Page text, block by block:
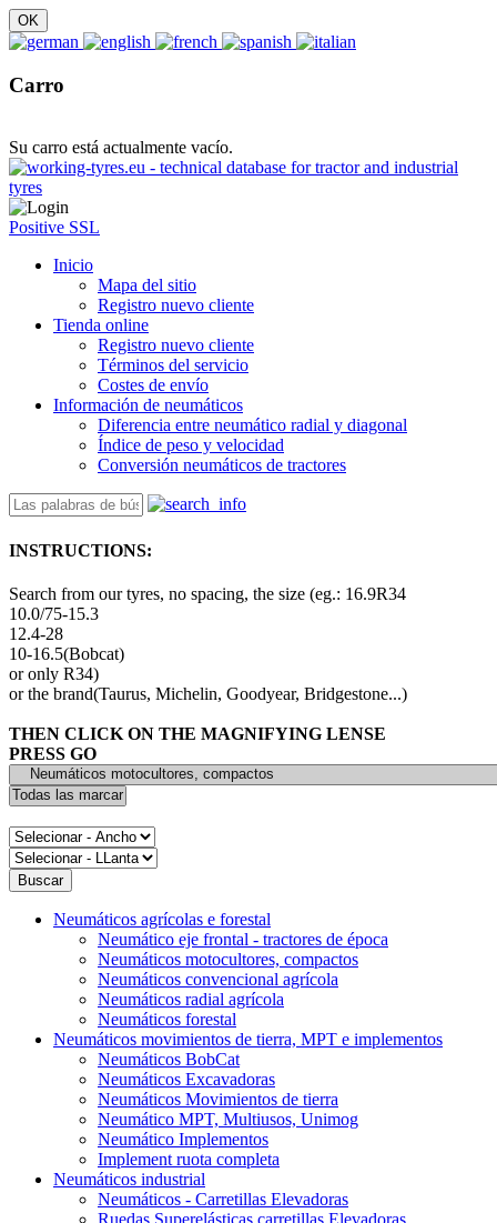
Carro
Su carro está actualmente vacío.
Positive SSL
Inicio
Mapa del sitio
Registro nuevo cliente
Tienda online
Registro nuevo cliente
Términos del servicio
Costes de envío
Información de neumáticos
Diferencia entre neumático radial y diagonal
Índice de peso y velocidad
Conversión neumáticos de tractores
INSTRUCTIONS:
Search from our tyres, no spacing, the size (eg.: 16.9R34
10.0/75-15.3
12.4-28
10-16.5(Bobcat)
or only R34)
or the brand(Taurus, Michelin, Goodyear, Bridgestone...)
THEN CLICK ON THE MAGNIFYING LENSE
PRESS GO
Neumáticos agrícolas e forestal
Neumático eje frontal - tractores de época
Neumáticos motocultores, compactos
Neumáticos convencional agrícola
Neumáticos radial agrícola
Neumáticos forestal
Neumáticos movimientos de tierra, MPT e implementos
Neumáticos BobCat
Neumáticos Excavadoras
Neumáticos Movimientos de tierra
Neumático MPT, Multiusos, Unimog
Neumático Implementos
Implement ruota completa
Neumáticos industrial
Neumáticos - Carretillas Elevadoras
Ruedas Superelásticas carretillas Elevadoras